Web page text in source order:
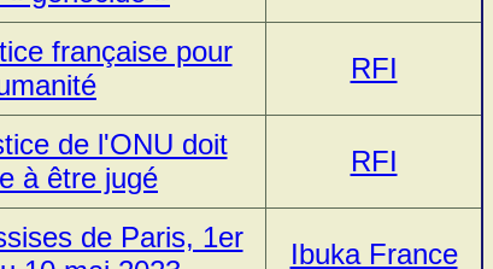
française pour
RFI
de l'ONU doit
à être jugé
RFI
de Paris, 1er
Ibuka France